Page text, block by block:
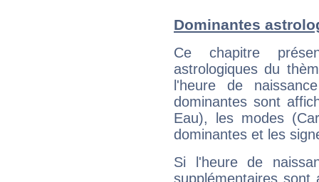
Dominantes
Ce chapitre
astrologiques du
l'heure de
dominantes sont
Eau), les modes
dominantes et les
Si l'heure de
supplémentaires sont